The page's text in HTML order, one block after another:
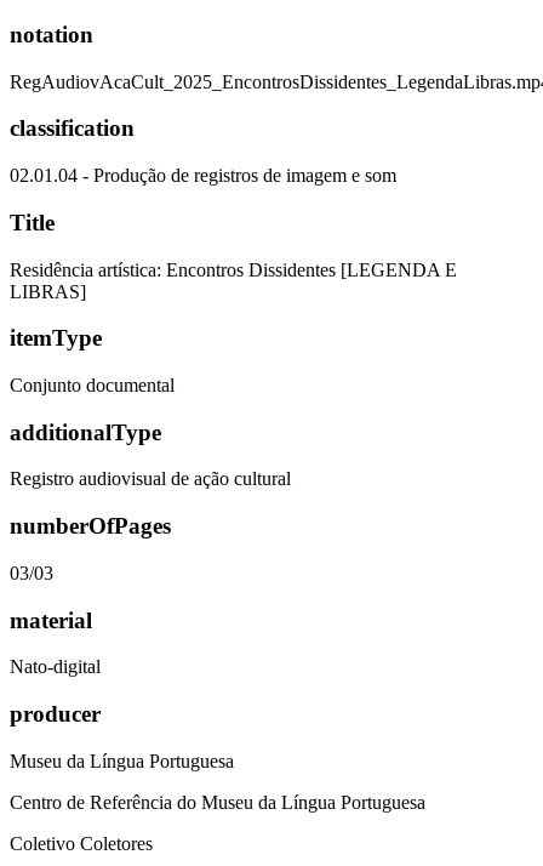
notation
classification
02.01.04 - Produção de registros de imagem e som
Title
Residência artística: Encontros Dissidentes [LEGENDA E
LIBRAS]
itemType
Conjunto documental
additionalType
Registro audiovisual de ação cultural
numberOfPages
03/03
material
Nato-digital
producer
Museu da Língua Portuguesa
Centro de Referência do Museu da Língua Portuguesa
Coletivo Coletores